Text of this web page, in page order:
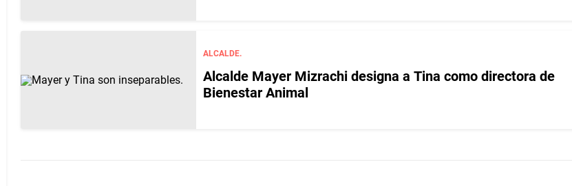
ALCALDE.
Alcalde Mayer Mizrachi designa a Tina como directora de
Bienestar Animal